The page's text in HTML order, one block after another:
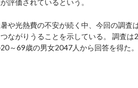
評価されているという。
や光熱費の不安が続く中、今回の調査
ながりうることを示している。 調査
～69歳の男女2047人から回答を得た。